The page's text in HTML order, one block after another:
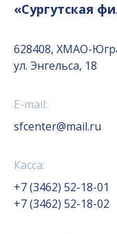
«Сургутская
628408, ХМАО-
ул. Энгельса, 18
E-mail:
sfcenter@mail.ru
Касса:
+7 (3462) 52-18-01
+7 (3462) 52-18-02